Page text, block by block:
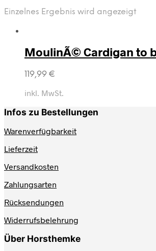
Einzelnes Ergebnis wird angezeigt
MoulinÃ© Cardigan to
119,99 €
inkl. MwSt.
Infos zu Bestellungen
Warenverfügbarkeit
Lieferzeit
Versandkosten
Zahlungsarten
Rücksendungen
Widerrufsbelehrung
Über Horsthemke